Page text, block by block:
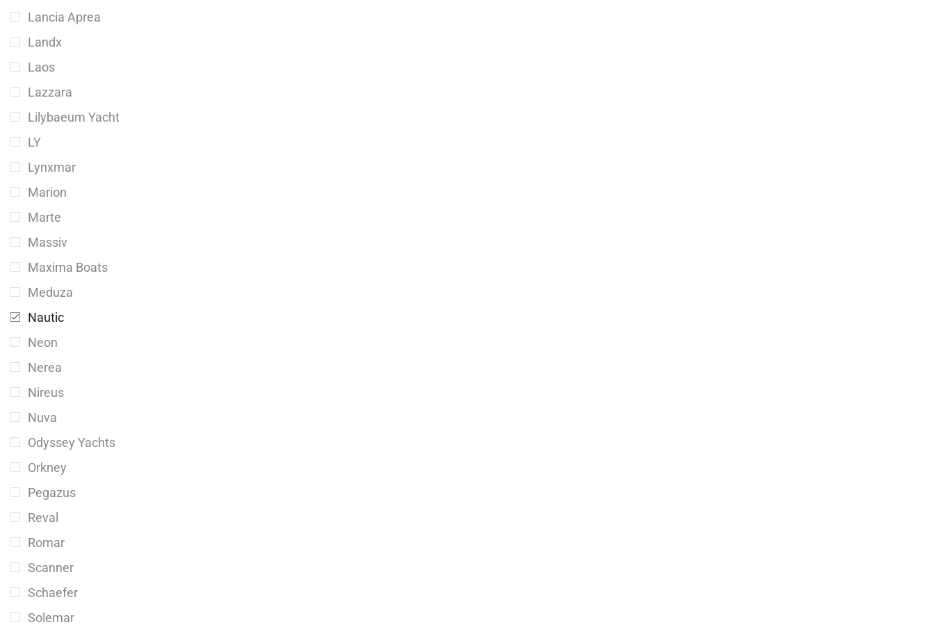
Lancia Aprea
Landx
Laos
Lazzara
Lilybaeum Yacht
LY
Lynxmar
Marion
Marte
Massiv
Maxima Boats
Meduza
Nautic
Neon
Nerea
Nireus
Nuva
Odyssey Yachts
Orkney
Pegazus
Reval
Romar
Scanner
Schaefer
Solemar